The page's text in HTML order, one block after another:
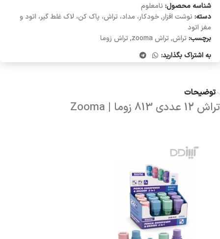
شناسه محصول: نامعلوم
دسته: نوشت افزار,خودکار، مداد، تراش، پاک کن، لاک غلط گیر، اتود و
مغز اتود
برچسب:تراش,تراش zooma ,تراش زوما
به اشتراک بگذارید:
توضیحات
تراش 12 عددی 813 زوما | Zooma